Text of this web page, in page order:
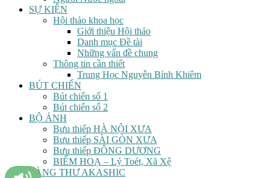
SỰ KIỆN
Hội thảo khoa học
Giới thiệu Hội thảo
Danh mục Đề tài
Những vấn đề chung
Thông tin cần thiết
Trung Học Nguyễn Bỉnh Khiêm
BÚT CHIẾN
Bút chiến số 1
Bút chiến số 2
BỘ ẢNH
Bưu thiếp HÀ NỘI XƯA
Bưu thiếp SÀI GÒN XƯA
Bưu thiếp ĐÔNG DƯƠNG
BIẾM HOẠ – Lý Toét, Xã Xệ
TÀNG THƯ AKASHIC